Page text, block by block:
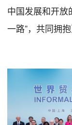
中国发展和开放
一路”，共同拥